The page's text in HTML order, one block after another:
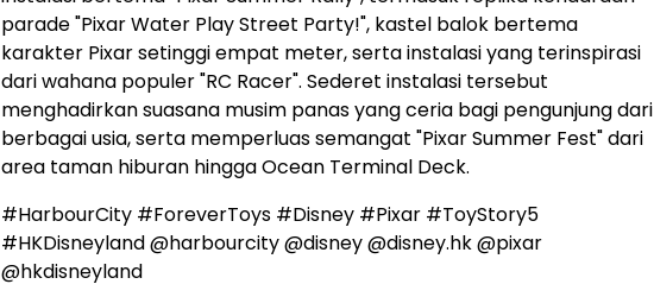
parade "Pixar Water Play Street Party!", kastel balok bertema
karakter Pixar setinggi empat meter, serta instalasi yang terinspirasi
dari wahana populer "RC Racer". Sederet instalasi tersebut
menghadirkan suasana musim panas yang ceria bagi pengunjung dari
berbagai usia, serta memperluas semangat "Pixar Summer Fest" dari
area taman hiburan hingga Ocean Terminal Deck.
#HarbourCity #ForeverToys #Disney #Pixar #ToyStory5
#HKDisneyland @harbourcity @disney @disney.hk @pixar
@hkdisneyland